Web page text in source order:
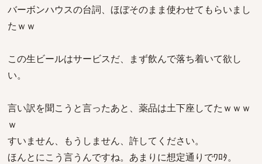
バーボンハウスの台詞、ほぼそのまま使わせてもらいまし
たｗｗ
この生ビールはサービスだ、まず飲んで落ち着いて欲し
い。
言い訳を聞こうと言ったあと、薬品は土下座してたｗｗｗ
ｗ
すいません、もうしません、許してください。
ほんとにこう言うんですね。あまりに想定通りでﾜﾛﾀ。